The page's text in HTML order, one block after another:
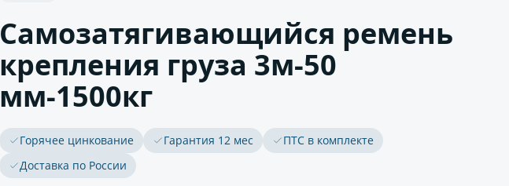
Самозатягивающийся ремень
крепления груза 3м-50
мм-1500кг
Горячее цинкование Гарантия 12 мес
ПТС в комплекте
Доставка по России